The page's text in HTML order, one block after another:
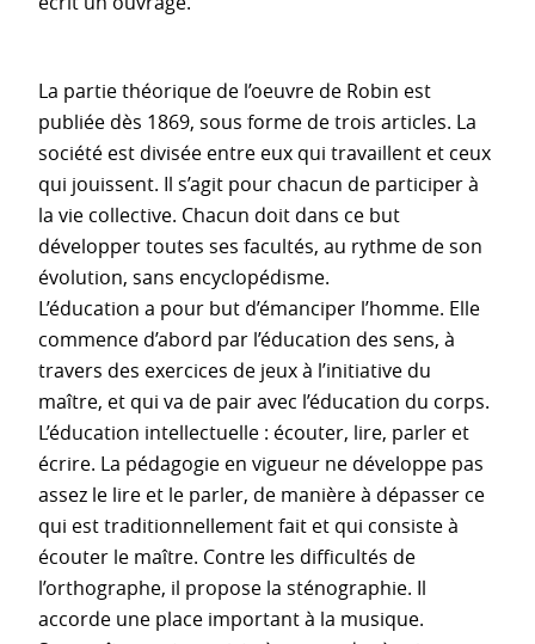
La partie théorique de l’oeuvre de Robin est
publiée dès 1869, sous forme de trois articles. La
société est divisée entre eux qui travaillent et ceux
qui jouissent. Il s’agit pour chacun de participer à
la vie collective. Chacun doit dans ce but
développer toutes ses facultés, au rythme de son
évolution, sans encyclopédisme.
L’éducation a pour but d’émanciper l’homme. Elle
commence d’abord par l’éducation des sens, à
travers des exercices de jeux à l’initiative du
maître, et qui va de pair avec l’éducation du corps.
L’éducation intellectuelle : écouter, lire, parler et
écrire. La pédagogie en vigueur ne développe pas
assez le lire et le parler, de manière à dépasser ce
qui est traditionnellement fait et qui consiste à
écouter le maître. Contre les difficultés de
l’orthographe, il propose la sténographie. Il
accorde une place important à la musique.